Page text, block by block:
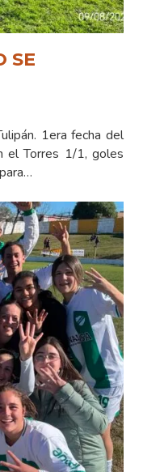
SE
1era fecha del
el Torres 1/1, goles